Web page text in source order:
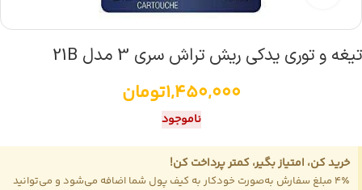
تیغه و توری یدکی ریش تراش سری 3 مدل 21B
1,450,000تومان
ناموجود
خرید کن، امتیاز بگیر، کمتر پرداخت کن!
4٪ مبلغ سفارش به‌صورت خودکار به کیف پول شما اضافه می‌شود و می‌توانید